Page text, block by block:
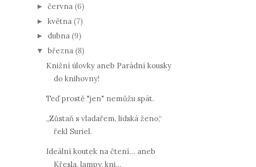
► června (6)
► května (7)
► dubna (9)
▼ března (8)
Knižní úlovky aneb Parádní kousky
do knihovny!
Teď prostě "jen" nemůžu spát.
„Zůstaň s vladařem, lidská ženo,“
řekl Suriel.
Ideální koutek na čtení... aneb
Křesla, lampy, kni...